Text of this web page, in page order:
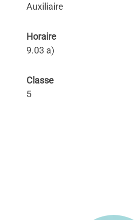
Auxiliaire
Horaire
9.03 a)
Classe
5